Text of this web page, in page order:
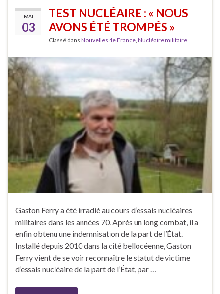
MAI
03
TEST NUCLÉAIRE : « NOUS
AVONS ÉTÉ TROMPÉS »
Classé dans Nouvelles de France Nucléaire militaire
Gaston Ferry a été irradié au cours d’essais nucléaires
militaires dans les années 70. Après un long combat, il a
enfin obtenu une indemnisation de la part de l’État.
Installé depuis 2010 dans la cité bellocéenne, Gaston
Ferry vient de se voir reconnaître le statut de victime
d’essais nucléaire de la part de l’État, par …